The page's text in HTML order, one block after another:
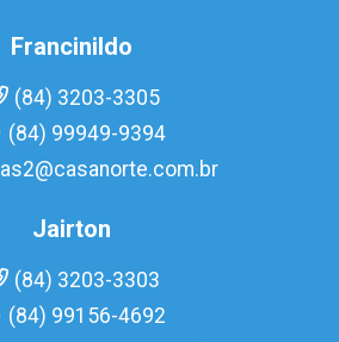
Francinildo
(84) 3203-3305
(84) 99949-9394
Jairton
(84) 3203-3303
(84) 99156-4692